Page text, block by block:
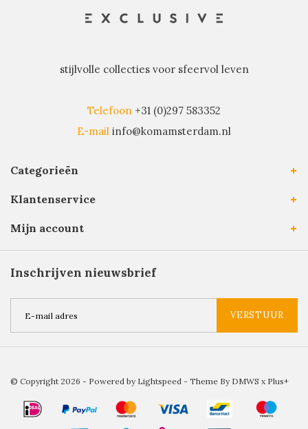
stijlvolle collecties voor sfeervol leven
Telefoon +31 (0)297 583352
E-mail info@komamsterdam.nl
Categorieën
Klantenservice
Mijn account
Inschrijven nieuwsbrief
VERSTUUR
© Copyright 2026 - Powered by Lightspeed - Theme By DMWS x Plus+